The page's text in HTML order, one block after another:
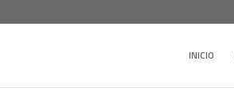
INICIO